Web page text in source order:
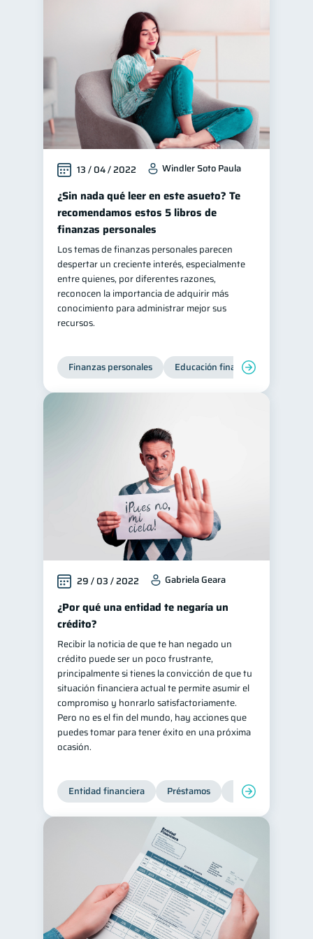
13 / 04 / 2022 Windler Soto Paula
¿Sin nada qué leer en este asueto? Te
recomendamos estos 5 libros de
finanzas personales
Los temas de finanzas personales parecen
despertar un creciente interés, especialmente
entre quienes, por diferentes razones,
reconocen la importancia de adquirir más
conocimiento para administrar mejor sus
recursos.
Finanzas personales Educación financiera
29 / 03 / 2022 Gabriela Geara
¿Por qué una entidad te negaría un
crédito?
Recibir la noticia de que te han negado un
crédito puede ser un poco frustrante,
principalmente si tienes la convicción de que tu
situación financiera actual te permite asumir el
compromiso y honrarlo satisfactoriamente.
Pero no es el fin del mundo, hay acciones que
puedes tomar para tener éxito en una próxima
ocasión.
Entidad financiera Préstamos Productos